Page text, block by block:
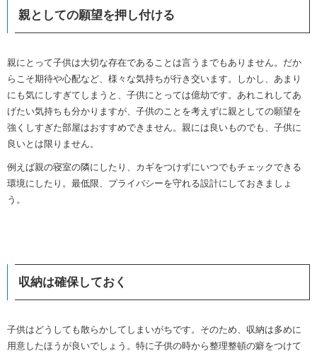
親としての願望を押し付ける
親にとって子供は大切な存在であることは言うまでもありません。だか
らこそ期待や心配など、様々な気持ちが行き交います。しかし、あまり
にも気にしすぎてしまうと、子供にとっては億劫です。あれこれしてあ
げたい気持ちも分かりますが、子供のことを考えずに親としての願望を
強くしすぎた部屋はおすすめできません。親には良いものでも、子供に
良いとは限りません。
例えば親の寝室の隣にしたり、カギをつけずにいつでもチェックできる
環境にしたり。最低限、プライバシーを守れる設計にしておきましょ
う。
収納は確保しておく
子供はどうしても散らかしてしまいがちです。そのため、収納は多めに
用意したほうが良いでしょう。特に子供の時から整理整頓の癖をつけて